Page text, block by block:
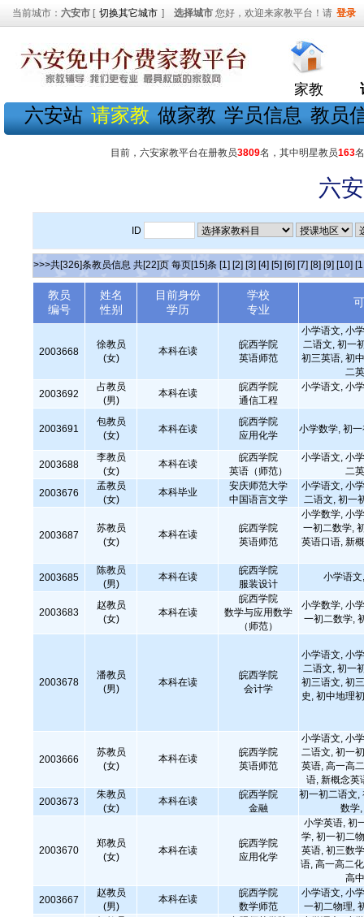
当前城市： 六安市 [ 切换其它城市 ] 选择城市 您好，欢迎来家教平台！请 登录
家教
六安站 请家教 做家教 学员信息 教员
目前，六安家教平台在册教员3809名，其中明星教员163
六
ID
>>>共[326]条教员信息 共[22]页 每页[15]条 [1] [2] [3] [4] [5] [6] [7] [8] [9] [10]
教员
编号
姓名
性别
目前身份
学历
学校
专业
2003668
徐教员
(女)
本科在读
皖西学院
英语师范
小学语文, 小
二语文, 初一
初三英语, 初
二
2003692
占教员
(男)
本科在读
皖西学院
通信工程
小学语文, 小
2003691
包教员
(女)
本科在读
皖西学院
应用化学
小学数学, 初
2003688
李教员
(女)
本科在读
皖西学院
英语（师范）
小学语文, 小
二
2003676
孟教员
(女)
本科毕业
安庆师范大学
中国语言文学
小学语文, 小
二语文, 初一
2003687
苏教员
(女)
本科在读
皖西学院
英语师范
小学数学, 小
一初二数学,
英语口语, 新
2003685
陈教员
(男)
本科在读
皖西学院
服装设计
小学语
2003683
赵教员
(女)
本科在读
皖西学院
数学与应用数学
（师范）
小学数学, 小
一初二数学,
2003678
潘教员
(男)
本科在读
皖西学院
会计学
小学语文, 小
二语文, 初一
初三语文, 初
史, 初中地理
2003666
苏教员
(女)
本科在读
皖西学院
英语师范
小学语文, 小
二语文, 初一
英语, 高一高
语, 新概念英
2003673
朱教员
(女)
本科在读
皖西学院
金融
初一初二语文,
数学
2003670
郑教员
(女)
本科在读
皖西学院
应用化学
小学英语, 初
学, 初一初二
英语, 初三数
语, 高一高二
高
2003667
赵教员
(男)
本科在读
皖西学院
数学师范
小学语文, 小
一初二物理,